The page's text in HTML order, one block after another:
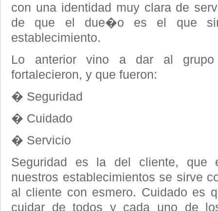
con una identidad muy clara de
de que el due�o es el que
establecimiento.
Lo anterior vino a dar al
fortalecieron, y que fueron:
� Seguridad
� Cuidado
� Servicio
Seguridad es la del cliente,
nuestros establecimientos se sirve
al cliente con esmero. Cuidado es
cuidar de todos y cada uno de